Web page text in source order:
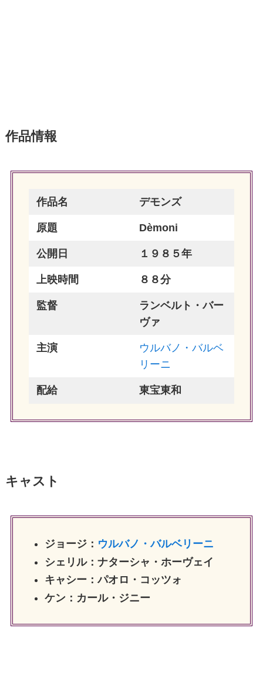
作品情報
作品名 デモンズ
原題 Dèmoni
公開日 １９８５年
上映時間 ８８分
監督
ランベルト・バー
ヴァ
主演
ウルバノ・バルベ
リーニ
配給 東宝東和
キャスト
ジョージ： ウルバノ・バルベリーニ
シェリル：ナターシャ・ホーヴェイ
キャシー：パオロ・コッツォ
ケン：カール・ジニー